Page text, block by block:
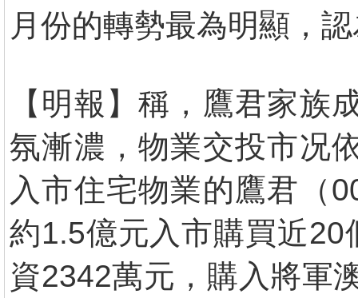
月份的轉勢最為明顯，
【明報】稱，鷹君家族
氛漸濃，物業交投市况
入市住宅物業的鷹君（
約1.5億元入市購買近
資2342萬元，購入將軍